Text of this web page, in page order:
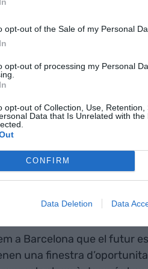
opt-out of the Sale of my Personal
opt-out of processing my Personal
opt-out of Collection, Use,
Data that Is Unrelated with
CONFIRM
Data Deletion Data
fàcil: es requereix una
i pragmatisme privats. El
la trobada d’aquests dos
empreses privades i
on som i cap a on anem.
i les tendències, però
a Barcelona que el futur es
una finestra